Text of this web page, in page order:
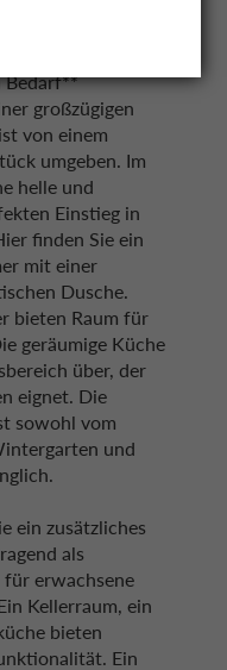
Bedarf**
großzügigen
von einem
umgeben. Im
helle und
Einstieg in
finden Sie ein
mit einer
Dusche.
bieten Raum für
geräumige Küche
über, der
eignet. Die
sowohl vom
und
ein zusätzliches
als
erwachsene
Kellerraum, ein
bieten
Ein